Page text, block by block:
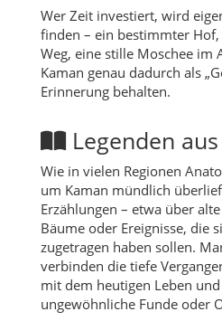
Wer Zeit investiert, wird
finden – ein bestimmter
Weg, eine stille Moschee im
Kaman genau dadurch als
Erinnerung behalten.
Legenden
Wie in vielen Regionen
um Kaman mündlich
Erzählungen – etwa über
Bäume oder Ereignisse, die
zugetragen haben sollen.
verbinden die tiefe
mit dem heutigen Leben
ungewöhnliche Funde oder